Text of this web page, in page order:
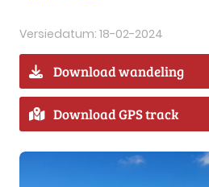
Versiedatum: 18-02-2024
Download wandeling
Download GPS track